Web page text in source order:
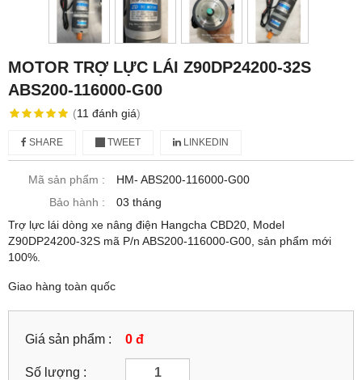
MOTOR TRỢ LỰC LÁI Z90DP24200-32S
ABS200-116000-G00
(11 đánh giá)
SHARE TWEET LINKEDIN
Mã sản phẩm :
HM- ABS200-116000-G00
Bảo hành :
03 tháng
Trợ lực lái dòng xe nâng điện Hangcha CBD20, Model
Z90DP24200-32S mã P/n ABS200-116000-G00, sản phẩm mới
100%.
Giao hàng toàn quốc
Giá sản phẩm : 0 đ
Số lượng :